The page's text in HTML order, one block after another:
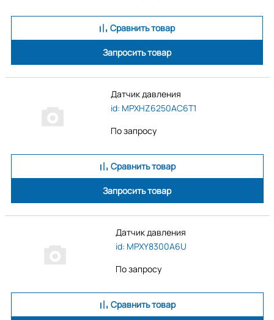
Сравнить товар
Запросить товар
Датчик давления
id: MPXHZ6250AC6T1
По запросу
Сравнить товар
Запросить товар
Датчик давления
id: MPXY8300A6U
По запросу
Сравнить товар